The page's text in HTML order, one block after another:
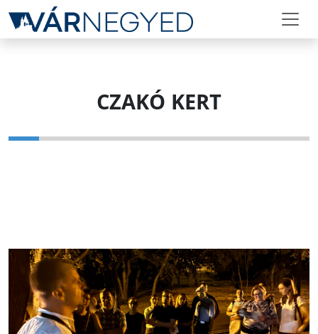
CZAKÓ KERT